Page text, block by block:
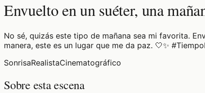
Envuelto en un suéter, una
No sé, quizás este tipo de mañana sea mi favorita.
manera, este es un lugar que me da paz. 🤍✨
SonrisaRealistaCinematográfico
Sobre esta escena